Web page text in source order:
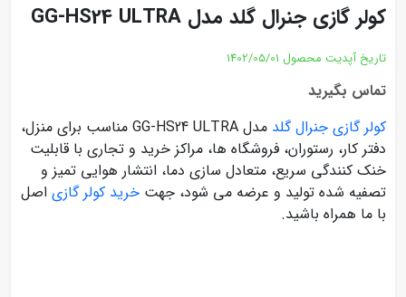
کولر گازی جنرال گلد مدل GG-HS24 ULTRA
تاریخ آپدیت محصول 1402/05/01
تماس بگیرید
کولر گازی جنرال گلد
مدل GG-HS24 ULTRA مناسب برای منزل،
دفتر کار، رستوران، فروشگاه ها، مراکز خرید و تجاری با قابلیت
خنک کنندگی سریع، متعادل سازی دما، انتشار هوایی تمیز و
تصفیه شده تولید و عرضه می شود، جهت خرید کولر گازی اصل
با ما همراه باشید.